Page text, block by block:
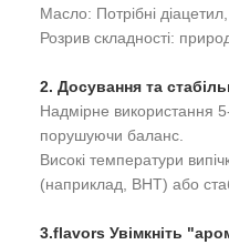
Масло: Потрібні
Розрив складності:
2. Досування та
Надмірне використання
порушуючи баланс.
Високі температури
(наприклад, BHT) або
3.flavors Увімкніть